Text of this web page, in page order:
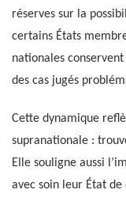
réserves sur la
certains États
nationales
des cas jugés
Cette dynamique
supranationale :
Elle souligne aussi
avec soin leur État